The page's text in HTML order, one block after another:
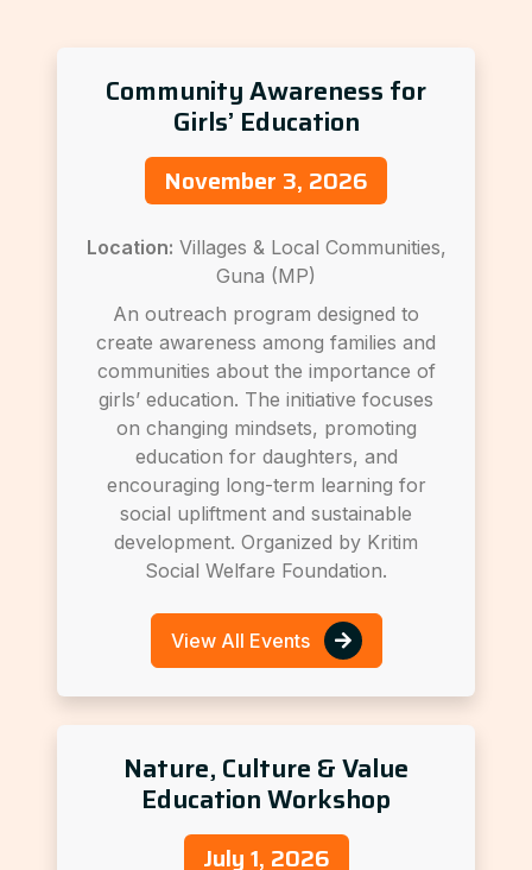
Community Awareness for
Girls’ Education
November 3, 2026
Location: Villages & Local Communities,
Guna (MP)
An outreach program designed to
create awareness among families and
communities about the importance of
girls’ education. The initiative focuses
on changing mindsets, promoting
education for daughters, and
encouraging long-term learning for
social upliftment and sustainable
development. Organized by Kritim
Social Welfare Foundation.
View All Events
Nature, Culture & Value
Education Workshop
July 1, 2026